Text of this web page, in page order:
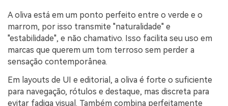
A oliva está em um ponto perfeito entre o verde e o
marrom, por isso transmite "naturalidade" e
"estabilidade", e não chamativo. Isso facilita seu uso em
marcas que querem um tom terroso sem perder a
sensação contemporânea.
Em layouts de UI e editorial, a oliva é forte o suficiente
para navegação, rótulos e destaque, mas discreta para
evitar fadiga visual. Também combina perfeitamente